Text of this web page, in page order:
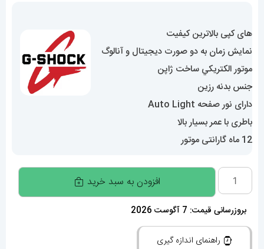
های کپی بالاترین کیفیت
نمایش زمان به دو صورت دیجیتال و آنالوگ
موتور الکتريکي ساخت ژاپن
جنس بدنه رزین
دارای نور صفحه Auto Light
باطری با عمر بسیار بالا
12 ماه گارانتی موتور
ساعت
مچی
کاسیو
جی
افزودن به سبد خرید
بروزرسانی قیمت: 7 آگوست 2026
راهنمای اندازه گیری